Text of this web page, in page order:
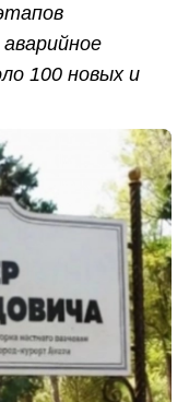
100 новых и